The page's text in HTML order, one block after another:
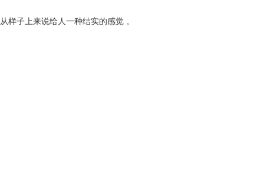
子上来说给人一种结实的感觉 。